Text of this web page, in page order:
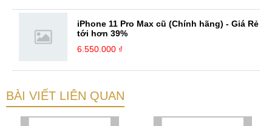
iPhone 11 Pro Max cũ (Chính hãng) - Giá Rẻ
tới hơn 39%
6.550.000 ₫
BÀI VIẾT LIÊN QUAN